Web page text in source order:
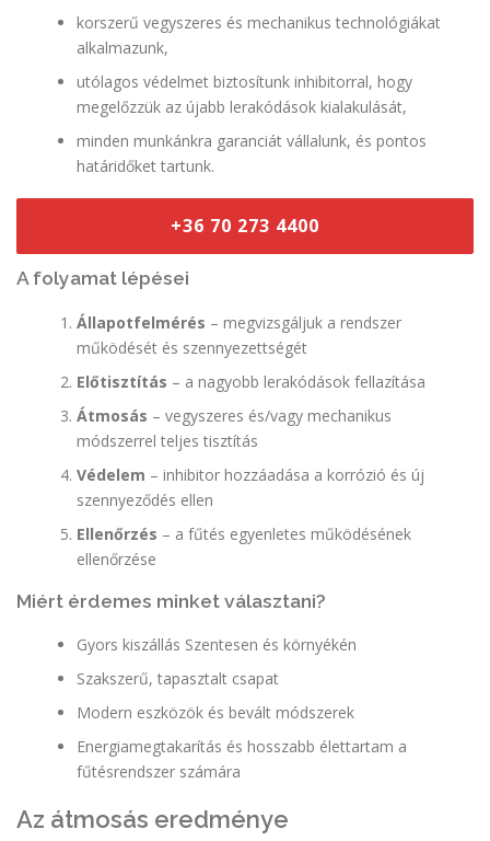
korszerű vegyszeres és mechanikus technológiákat
alkalmazunk,
utólagos védelmet biztosítunk inhibitorral, hogy
megelőzzük az újabb lerakódások kialakulását,
minden munkánkra garanciát vállalunk, és pontos
határidőket tartunk.
+36 70 273 4400
A folyamat lépései
Állapotfelmérés – megvizsgáljuk a rendszer
működését és szennyezettségét
Előtisztítás – a nagyobb lerakódások fellazítása
Átmosás – vegyszeres és/vagy mechanikus
módszerrel teljes tisztítás
Védelem – inhibitor hozzáadása a korrózió és új
szennyeződés ellen
Ellenőrzés – a fűtés egyenletes működésének
ellenőrzése
Miért érdemes minket választani?
Gyors kiszállás Szentesen és környékén
Szakszerű, tapasztalt csapat
Modern eszközök és bevált módszerek
Energiamegtakarítás és hosszabb élettartam a
fűtésrendszer számára
Az átmosás eredménye